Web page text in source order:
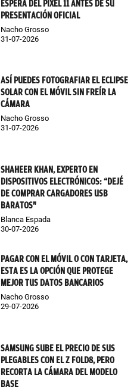
ESPERA DEL PIXEL 11 ANTES DE SU
PRESENTACIÓN OFICIAL
Nacho Grosso
31-07-2026
ASÍ PUEDES FOTOGRAFIAR EL ECLIPSE
SOLAR CON EL MÓVIL SIN FREÍR LA
CÁMARA
Nacho Grosso
31-07-2026
SHAHEER KHAN, EXPERTO EN
DISPOSITIVOS ELECTRÓNICOS: “DEJÉ
DE COMPRAR CARGADORES USB
BARATOS"
Blanca Espada
30-07-2026
PAGAR CON EL MÓVIL O CON TARJETA,
ESTA ES LA OPCIÓN QUE PROTEGE
MEJOR TUS DATOS BANCARIOS
Nacho Grosso
29-07-2026
SAMSUNG SUBE EL PRECIO DE SUS
PLEGABLES CON EL Z FOLD8, PERO
RECORTA LA CÁMARA DEL MODELO
BASE